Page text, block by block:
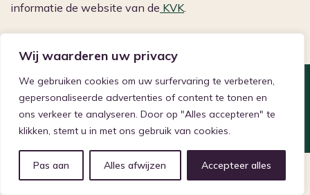
Wij waarderen uw privacy
We gebruiken cookies om uw surfervaring te verbeteren,
gepersonaliseerde advertenties of content te tonen en
ons verkeer te analyseren. Door op "Alles accepteren" te
klikken, stemt u in met ons gebruik van cookies.
Pas aan Alles afwijzen Accepteer alles
informatie de website van de KVK.
©2026 Vereniging Samenwerkende Centra voor
Levensvragen
Privacyverklaring
Cookie beleid
Gerealiseerd door: Studio Nieuwe Weide